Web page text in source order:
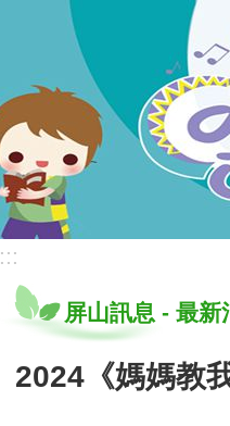
:::
屏山訊息 - 最新
2024《媽媽教